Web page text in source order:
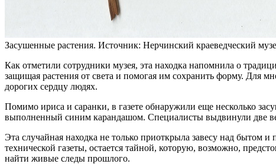
Засушенные растения. Источник: Нерчинский краеведческий
Как отметили сотрудники музея, эта находка напомнила о
защищая растения от света и помогая им сохранить форму. Для
дорогих сердцу людях.
Помимо ириса и саранки, в газете обнаружили еще несколько
выполненный синим карандашом. Специалисты выдвинули две
Эта случайная находка не только приоткрыла завесу над бытом
технической газеты, остается тайной, которую, возможно,
найти живые следы прошлого.